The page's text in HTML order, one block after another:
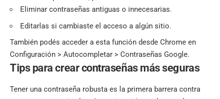
Eliminar contraseñas antiguas o innecesarias.
Editarlas si cambiaste el acceso a algún sitio.
También podés acceder a esta función desde Chrome en
Configuración > Autocompletar > Contraseñas Google.
Tips para crear contraseñas más seguras
Tener una contraseña robusta es la primera barrera contra